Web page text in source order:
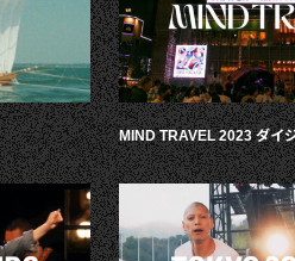
MIND TRAVEL 2023 ダイ